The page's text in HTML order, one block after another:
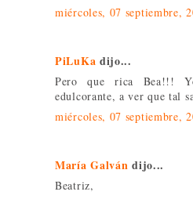
miércoles, 07 septiembre,
PiLuKa dijo...
Pero que rica Bea!!!
edulcorante, a ver que tal
miércoles, 07 septiembre,
María Galván dijo...
Beatriz,